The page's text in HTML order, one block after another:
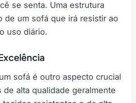
se senta. Uma estrutura
de um sofá que irá resistir ao
uso diário.
sofá é outro aspecto crucial
de alta qualidade geralmente